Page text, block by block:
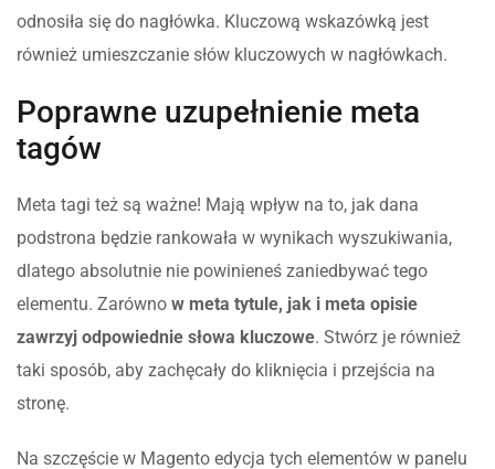
odnosiła się do nagłówka. Kluczową wskazówką jest
również umieszczanie słów kluczowych w nagłówkach.
Poprawne uzupełnienie meta
tagów
Meta tagi też są ważne! Mają wpływ na to, jak dana
podstrona będzie rankowała w wynikach wyszukiwania,
dlatego absolutnie nie powinieneś zaniedbywać tego
elementu. Zarówno w meta tytule, jak i meta opisie
zawrzyj odpowiednie słowa kluczowe. Stwórz je również
taki sposób, aby zachęcały do kliknięcia i przejścia na
stronę.
Na szczęście w Magento edycja tych elementów w panelu